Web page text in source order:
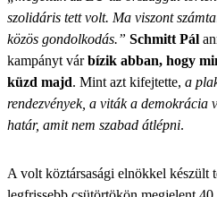
szolidáris tett volt. Ma viszont
közös gondolkodás.” Schmitt Pál
kampányt várbízik abban, hogy
küzd majd. Mint azt kifejtette, a
rendezvények, a viták a demokrácia
határ, amit nem szabad átlépni.
A volt köztársasági elnökkel készült